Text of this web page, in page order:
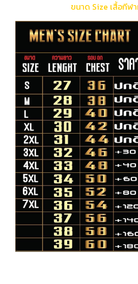
ขนาด Size เสื้อกีฬ